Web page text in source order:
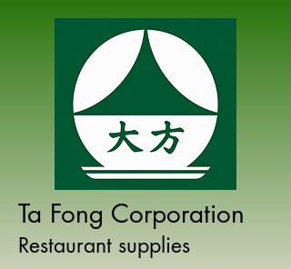
Ta Fong Corporation
Restaurant supplies